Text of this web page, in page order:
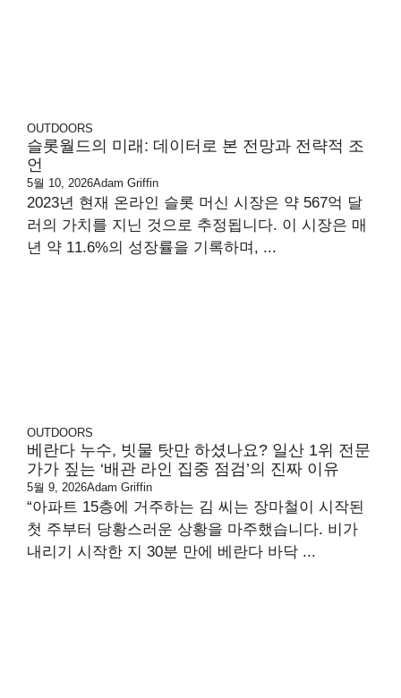
OUTDOORS
슬롯월드의 미래: 데이터로 본 전망과 전략적 조
언
5월 10, 2026Adam Griffin
2023년 현재 온라인 슬롯 머신 시장은 약 567억 달
러의 가치를 지닌 것으로 추정됩니다. 이 시장은 매
년 약 11.6%의 성장률을 기록하며, ...
OUTDOORS
베란다 누수, 빗물 탓만 하셨나요? 일산 1위 전문
가가 짚는 ‘배관 라인 집중 점검’의 진짜 이유
5월 9, 2026Adam Griffin
“아파트 15층에 거주하는 김 씨는 장마철이 시작된
첫 주부터 당황스러운 상황을 마주했습니다. 비가
내리기 시작한 지 30분 만에 베란다 바닥 ...